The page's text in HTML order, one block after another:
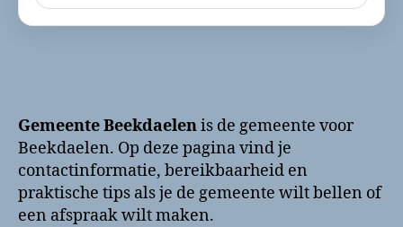
Gemeente Beekdaelenis de gemeente voor
Beekdaelen. Op deze pagina vind je
contactinformatie, bereikbaarheid en
praktische tips als je de gemeente wilt bellen of
een afspraak wilt maken.